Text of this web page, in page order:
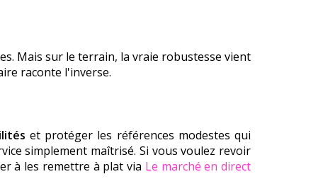
Mais sur le terrain, la vraie robustesse vient
raconte l'inverse.
et protéger les références modestes qui
simplement maîtrisé. Si vous voulez revoir
à les remettre à plat via Le marché en direct